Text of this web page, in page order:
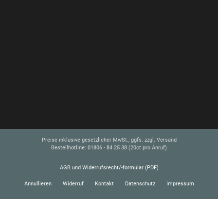
Preise inklusive gesetzlicher MwSt., ggfs. zzgl. Versand
Bestellhotline: 01806 - 84 25 38 (20ct pro Anruf)
AGB und Widerrufsrecht/-formular (PDF)
Annullieren Widerruf Kontakt Datenschutz Impressum